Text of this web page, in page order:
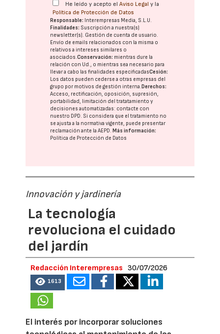
He leído y acepto elAviso Legal y la
Política de Protección de Datos
Responsable: Interempresas Media, S.L.U.
Finalidades: Suscripción a nuestra(s)
newsletter(s). Gestión de cuenta de usuario.
Envío de emails relacionados con la misma o
relativos a intereses similares o
asociados.Conservación: mientras dure la
relación con Ud., o mientras sea necesario para
llevar a cabo las finalidades especificadasCesión:
Los datos pueden cederse a otras empresas del
grupo por motivos de gestión interna. Derechos:
Acceso, rectificación, oposición, supresión,
portabilidad, limitación del tratatamiento y
decisiones automatizadas: contacte con
nuestro DPD. Si considera que el tratamiento no
se ajusta a la normativa vigente, puede presentar
reclamación ante laAEPD. Más información:
Política de Protección de Datos
Innovación y jardinería
La tecnología
revoluciona el cuidado
del jardín
Redacción Interempresas 30/07/2026
1613
El interés por incorporar soluciones